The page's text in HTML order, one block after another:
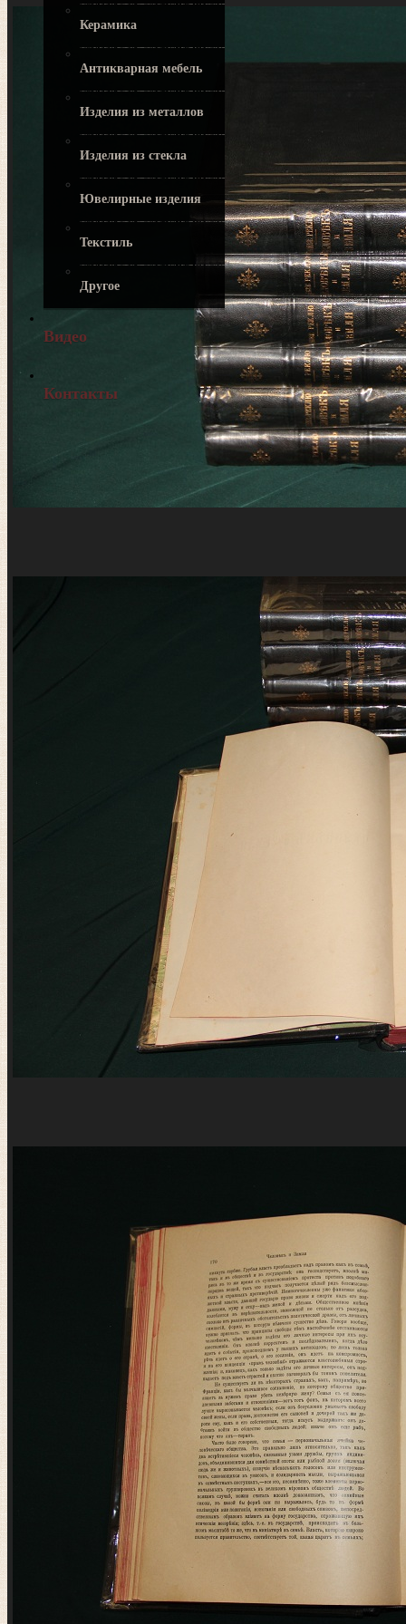
Керамика
Антикварная мебель
Изделия из металлов
Изделия из стекла
Ювелирные изделия
Текстиль
Другое
Видео
Контакты